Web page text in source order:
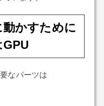
かすために
なパーツは